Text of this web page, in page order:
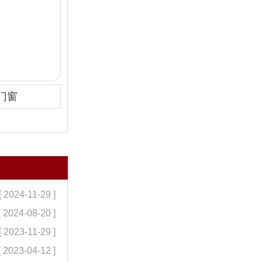
窗
[ 2024-11-29 ]
[ 2024-08-20 ]
[ 2023-11-29 ]
[ 2023-04-12 ]